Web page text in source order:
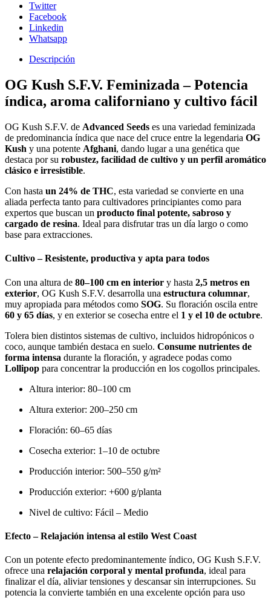
Twitter
Facebook
Linkedin
Whatsapp
Descripción
OG Kush S.F.V. Feminizada – Potencia
índica, aroma californiano y cultivo fácil
OG Kush S.F.V. de Advanced Seeds es una variedad feminizada
de predominancia índica que nace del cruce entre la legendaria OG
Kush y una potente Afghani, dando lugar a una genética que
destaca por su robustez, facilidad de cultivo y un perfil aromático
clásico e irresistible.
Con hasta un 24% de THC, esta variedad se convierte en una
aliada perfecta tanto para cultivadores principiantes como para
expertos que buscan un producto final potente, sabroso y
cargado de resina. Ideal para disfrutar tras un día largo o como
base para extracciones.
Cultivo – Resistente, productiva y apta para todos
Con una altura de 80–100 cm en interior y hasta 2,5 metros en
exterior, OG Kush S.F.V. desarrolla una estructura columnar,
muy apropiada para métodos como SOG. Su floración oscila entre
60 y 65 días, y en exterior se cosecha entre el 1 y el 10 de octubre.
Tolera bien distintos sistemas de cultivo, incluidos hidropónicos o
coco, aunque también destaca en suelo. Consume nutrientes de
forma intensa durante la floración, y agradece podas como
Lollipop para concentrar la producción en los cogollos principales.
Altura interior: 80–100 cm
Altura exterior: 200–250 cm
Floración: 60–65 días
Cosecha exterior: 1–10 de octubre
Producción interior: 500–550 g/m²
Producción exterior: +600 g/planta
Nivel de cultivo: Fácil – Medio
Efecto – Relajación intensa al estilo West Coast
Con un potente efecto predominantemente índico, OG Kush S.F.V.
ofrece una relajación corporal y mental profunda, ideal para
finalizar el día, aliviar tensiones y descansar sin interrupciones. Su
potencia la convierte también en una excelente opción para uso